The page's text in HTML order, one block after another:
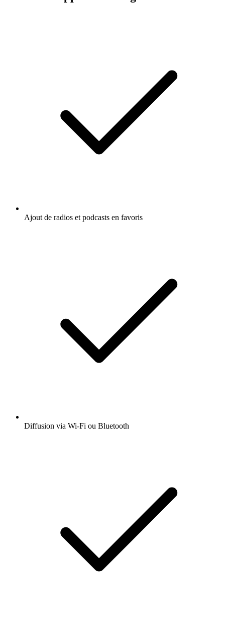
Ajout de radios et podcasts en favoris
Diffusion via Wi-Fi ou Bluetooth